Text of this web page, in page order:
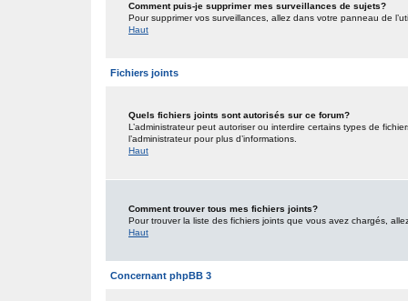
Comment puis-je supprimer mes surveillances de sujets?
Pour supprimer vos surveillances, allez dans votre panneau de
Haut
Fichiers joints
Quels fichiers joints sont autorisés sur ce forum?
L’administrateur peut autoriser ou interdire certains types de
l’administrateur pour plus d’informations.
Haut
Comment trouver tous mes fichiers joints?
Pour trouver la liste des fichiers joints que vous avez chargés,
Haut
Concernant phpBB 3